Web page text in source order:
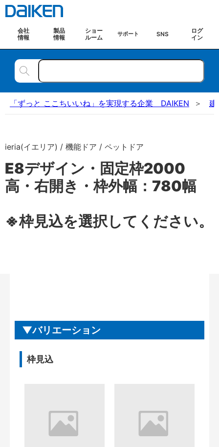
会社
情報
製品
情報
ショー
ルーム
サポート SNS
ログ
イン
「ずっと ここちいいね」を実現する企業 DAIKEN 建
ieria(イエリア) / 機能ドア / ペットドア
E8デザイン・固定枠2000
高・右開き・枠外幅：780幅
※枠見込を選択してください。
バリエーション
枠見込